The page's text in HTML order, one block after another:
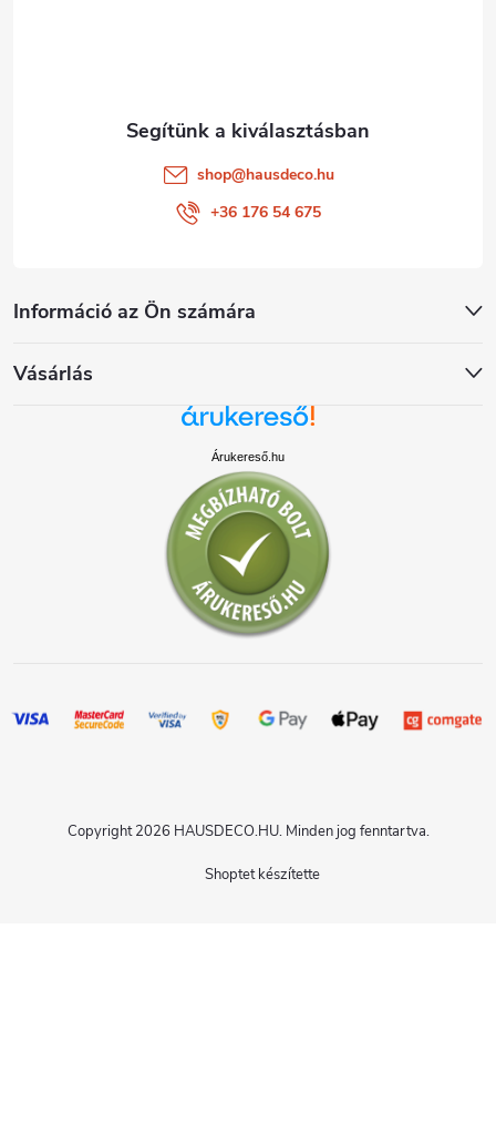
Információ az Ön számára
Vásárlás
shop@hausdeco.hu
+36 176 54 675
Árukereső.hu
Shoptet készítette
Copyright 2026 HAUSDECO.HU. Minden jog fenntartva.